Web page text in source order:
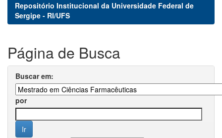
Repositório Institucional da Universidade Federal de
Sergipe - RI/UFS
Página de Busca
Buscar em:
por